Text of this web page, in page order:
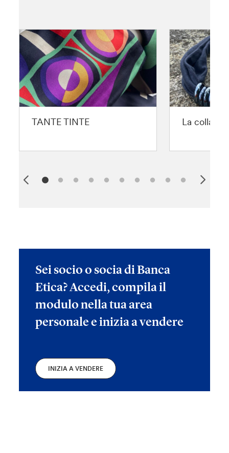
TANTE TINTE La collana
Sei socio o socia di Banca
Etica? Accedi, compila il
modulo nella tua area
personale e inizia a vendere
INIZIA A VENDERE